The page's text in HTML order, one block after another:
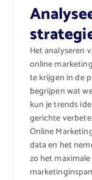
Het analyseren
online
te krijgen in de
begrijpen wat
kun je trends
gerichte
Online
data en het
zo het